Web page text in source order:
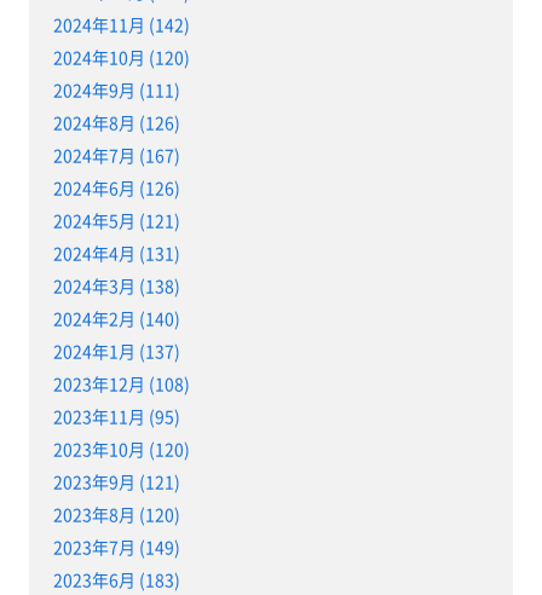
2024年11月 (142)
2024年10月 (120)
2024年9月 (111)
2024年8月 (126)
2024年7月 (167)
2024年6月 (126)
2024年5月 (121)
2024年4月 (131)
2024年3月 (138)
2024年2月 (140)
2024年1月 (137)
2023年12月 (108)
2023年11月 (95)
2023年10月 (120)
2023年9月 (121)
2023年8月 (120)
2023年7月 (149)
2023年6月 (183)